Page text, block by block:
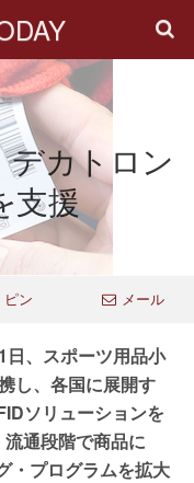
カトロン
支援
ピン メール
、スポーツ用品小
し、各国に展開す
ソリューションを
通段階で商品に
・プログラムを拡大